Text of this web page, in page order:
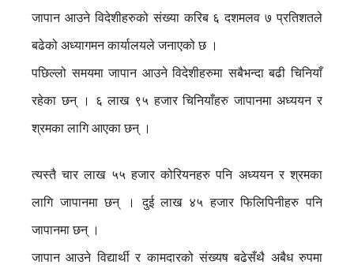
जापान आउने विदेशीहरुको संख्या करिब ६ दशमलव ७ प्रतिशतले
बढेको अध्यागमन कार्यालयले जनाएको छ ।
पछिल्लो समयमा जापान आउने विदेशीहरुमा सबैभन्दा बढी चिनियाँ
रहेका छन् । ६ लाख ९५ हजार चिनियाँहरु जापानमा अध्ययन र
श्रमका लागि आएका छन् ।
त्यस्तै चार लाख ५५ हजार कोरियनहरु पनि अध्ययन र श्रमका
लागि जापानमा छन् । दुई लाख ४५ हजार फिलिपिनीहरु पनि
जापानमा छन् ।
जापान आउने विद्यार्थी र कामदारको संख्यष बढेसँथै अबैध रुपमा